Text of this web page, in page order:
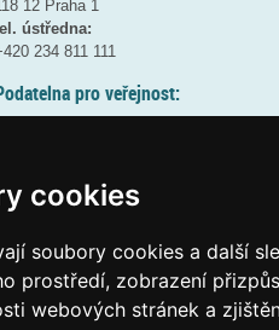
cookies
soubory cookies a další
prostředí, zobrazení
webových stránek a
12 Praha 1
ústředna:
234 811 111
pro veřejnost:
informací
podatelna:
gov cz